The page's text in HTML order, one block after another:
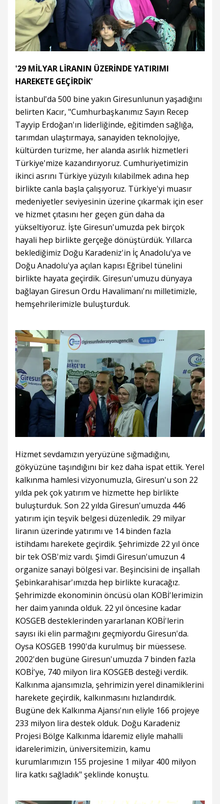
'29 MİLYAR LİRANIN ÜZERİNDE YATIRIMI
HAREKETE GEÇİRDİK'
İstanbul'da 500 bine yakın Giresunlunun yaşadığını
belirten Kacır, "Cumhurbaşkanımız Sayın Recep
Tayyip Erdoğan'ın liderliğinde, eğitimden sağlığa,
tarımdan ulaştırmaya, sanayiden teknolojiye,
kültürden turizme, her alanda asırlık hizmetleri
Türkiye'mize kazandırıyoruz. Cumhuriyetimizin
ikinci asrını Türkiye yüzyılı kılabilmek adına hep
birlikte canla başla çalışıyoruz. Türkiye'yi muasır
medeniyetler seviyesinin üzerine çıkarmak için eser
ve hizmet çıtasını her geçen gün daha da
yükseltiyoruz. İşte Giresun'umuzda pek birçok
hayali hep birlikte gerçeğe dönüştürdük. Yıllarca
beklediğimiz Doğu Karadeniz'in İç Anadolu'ya ve
Doğu Anadolu'ya açılan kapısı Eğribel tünelini
birlikte hayata geçirdik. Giresun'umuzu dünyaya
bağlayan Giresun Ordu Havalimanı'nı milletimizle,
hemşehrilerimizle buluşturduk.
Hizmet sevdamızın yeryüzüne sığmadığını,
gökyüzüne taşındığını bir kez daha ispat ettik. Yerel
kalkınma hamlesi vizyonumuzla, Giresun'u son 22
yılda pek çok yatırım ve hizmette hep birlikte
buluşturduk. Son 22 yılda Giresun'umuzda 446
yatırım için teşvik belgesi düzenledik. 29 milyar
liranın üzerinde yatırımı ve 14 binden fazla
istihdamı harekete geçirdik. Şehrimizde 22 yıl önce
bir tek OSB'miz vardı. Şimdi Giresun'umuzun 4
organize sanayi bölgesi var. Beşincisini de inşallah
Şebinkarahisar'ımızda hep birlikte kuracağız.
Şehrimizde ekonominin öncüsü olan KOBİ'lerimizin
her daim yanında olduk. 22 yıl öncesine kadar
KOSGEB desteklerinden yararlanan KOBİ'lerin
sayısı iki elin parmağını geçmiyordu Giresun'da.
Oysa KOSGEB 1990'da kurulmuş bir müessese.
2002'den bugüne Giresun'umuzda 7 binden fazla
KOBİ'ye, 740 milyon lira KOSGEB desteği verdik.
Kalkınma ajansımızla, şehrimizin yerel dinamiklerini
harekete geçirdik, kalkınmasını hızlandırdık.
Bugüne dek Kalkınma Ajansı'nın eliyle 166 projeye
233 milyon lira destek olduk. Doğu Karadeniz
Projesi Bölge Kalkınma İdaremiz eliyle mahalli
idarelerimizin, üniversitemizin, kamu
kurumlarımızın 155 projesine 1 milyar 400 milyon
lira katkı sağladık" şeklinde konuştu.